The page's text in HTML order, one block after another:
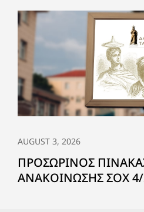
AUGUST 3, 2026
ΠΡΟΣΩΡΙΝΟΣ
ΑΝΑΚΟΙΝΩΣΗΣ ΣΟΧ 4/